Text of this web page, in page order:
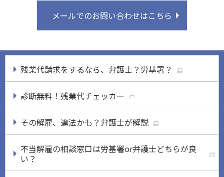
メールでのお問い合わせはこちら
残業代請求をするなら、弁護士？労基署？
診断無料！残業代チェッカー
その解雇、違法かも？弁護士が解説
不当解雇の相談窓口は労基署or弁護士どちらが良
い？